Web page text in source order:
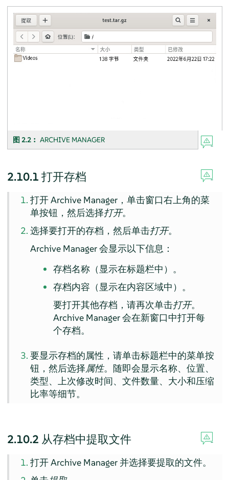
图 2.2︰ ARCHIVE MANAGER
2.10.1 打开存档
打开Archive Manager ，单击窗口右上角的菜
单按钮，然后选择打开。
选择要打开的存档，然后单击打开。
Archive Manager会显示以下信息：
存档名称（显示在标题栏中）。
存档内容（显示在内容区域中）。
要打开其他存档，请再次单击打开。
Archive Manager会在新窗口中打开每
个存档。
要显示存档的属性，请单击标题栏中的菜单按
钮，然后选择属性。随即会显示名称、位置、
类型、上次修改时间、文件数量、大小和压缩
比率等细节。
2.10.2 从存档中提取文件
打开Archive Manager 并选择要提取的文件。